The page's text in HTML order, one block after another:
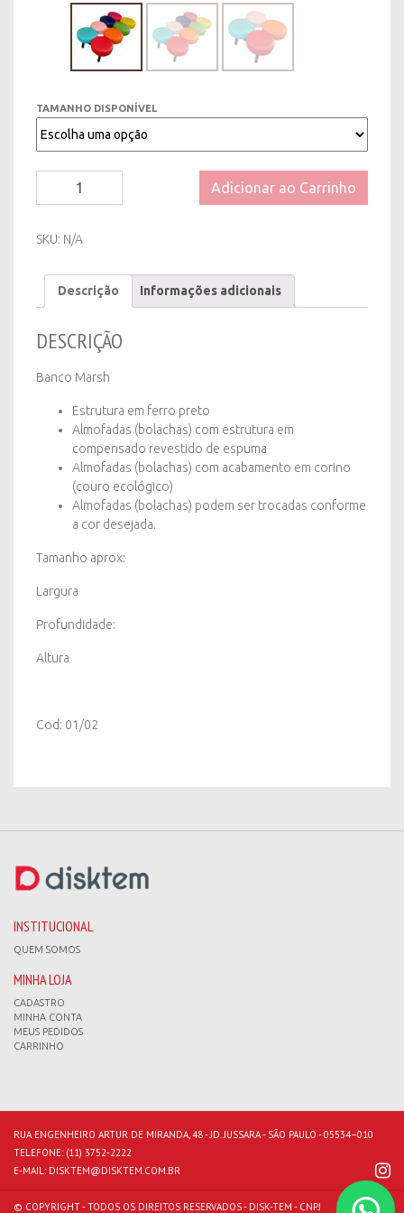
TAMANHO DISPONÍVEL
02
quantity
Adicionar ao Carrinho
SKU: N/A
Descrição Informações adicionais
DESCRIÇÃO
Banco Marsh
Estrutura em ferro preto
Almofadas (bolachas) com estrutura em
compensado revestido de espuma
Almofadas (bolachas) com acabamento em corino
(couro ecológico)
Almofadas (bolachas) podem ser trocadas conforme
a cor desejada.
Tamanho aprox:
Largura
Profundidade:
Altura
Cod: 01/02
INSTITUCIONAL
QUEM SOMOS
MINHA LOJA
CADASTRO
MINHA CONTA
MEUS PEDIDOS
CARRINHO
RUA ENGENHEIRO ARTUR DE MIRANDA, 48 - JD. JUSSARA - SÃO PAULO - 05534–010
TELEFONE: (11) 3752-2222
E-MAIL: DISKTEM@DISKTEM.COM.BR
© COPYRIGHT - TODOS OS DIREITOS RESERVADOS - DISK-TEM - CNPJ